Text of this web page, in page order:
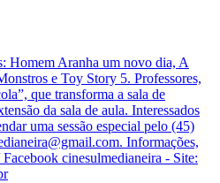
Homem Aranha um novo dia, A
e Toy Story 5. Professores,
que transforma a sala de
da sala de aula. Interessados
uma sessão especial pelo (45)
Informações,
cinesulmedianeira - Site: